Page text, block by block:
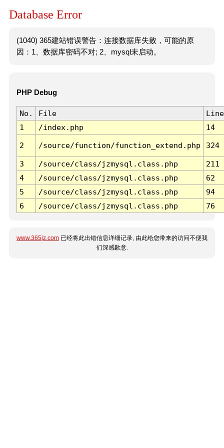
Database Error
(1040) 365建站错误警告：连接数据库失败，可能的原
因：1、数据库密码不对; 2、mysql未启动。
PHP Debug
No. File
Line
1
/index.php 14
2 /source/function/function_extend.php 324
3 /source/class/jzmysql.class.php
211
4
/source/class/jzmysql.class.php
62
5
/source/class/jzmysql.class.php
94
6
/source/class/jzmysql.class.php 76
www.365jz.com 已经将此出错信息详细记录, 由此给您带来的访问不便我
们深感歉意.